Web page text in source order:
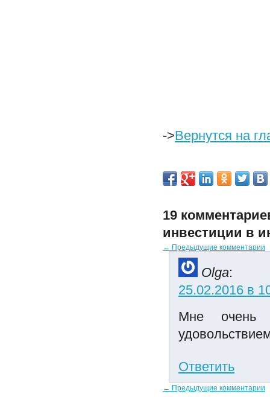
->Вернутся на
19
инвестиции в
← Предыдущие комментарии
Olga:
25.02.2016 в
Мне очень
Ответить
← Предыдущие комментарии